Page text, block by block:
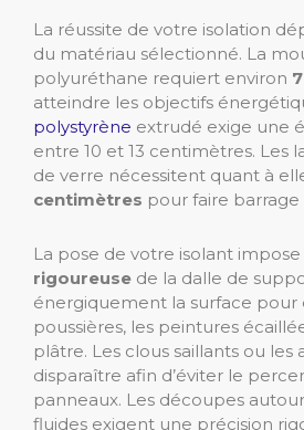
La réussite de votre isolation
du matériau sélectionné. La
polyuréthane requiert environ
atteindre les objectifs
polystyrène extrudé exige une
entre 10 et 13 centimètres. Les
de verre nécessitent quant à
centimètres pour faire barrage
La pose de votre isolant
rigoureuse de la dalle de
énergiquement la surface pour
poussières, les peintures
plâtre. Les clous saillants ou les
disparaître afin d’éviter le
panneaux. Les découpes
fluides exigent une précision